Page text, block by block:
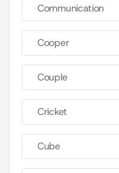
Communication
Cooper
Couple
Cricket
Cube